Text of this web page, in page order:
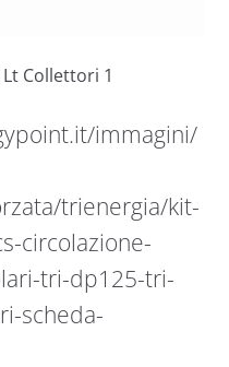
Collettori 1
immagini/
trienergia/kit-
circolazione-
tri-dp125-tri-
scheda-